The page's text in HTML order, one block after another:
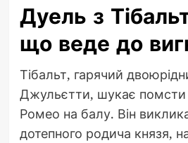
Дуель з
що веде до
Тібальт, гарячий
Джульєтти, шукає помсти
Ромео на балу. Він
дотепного родича князя,